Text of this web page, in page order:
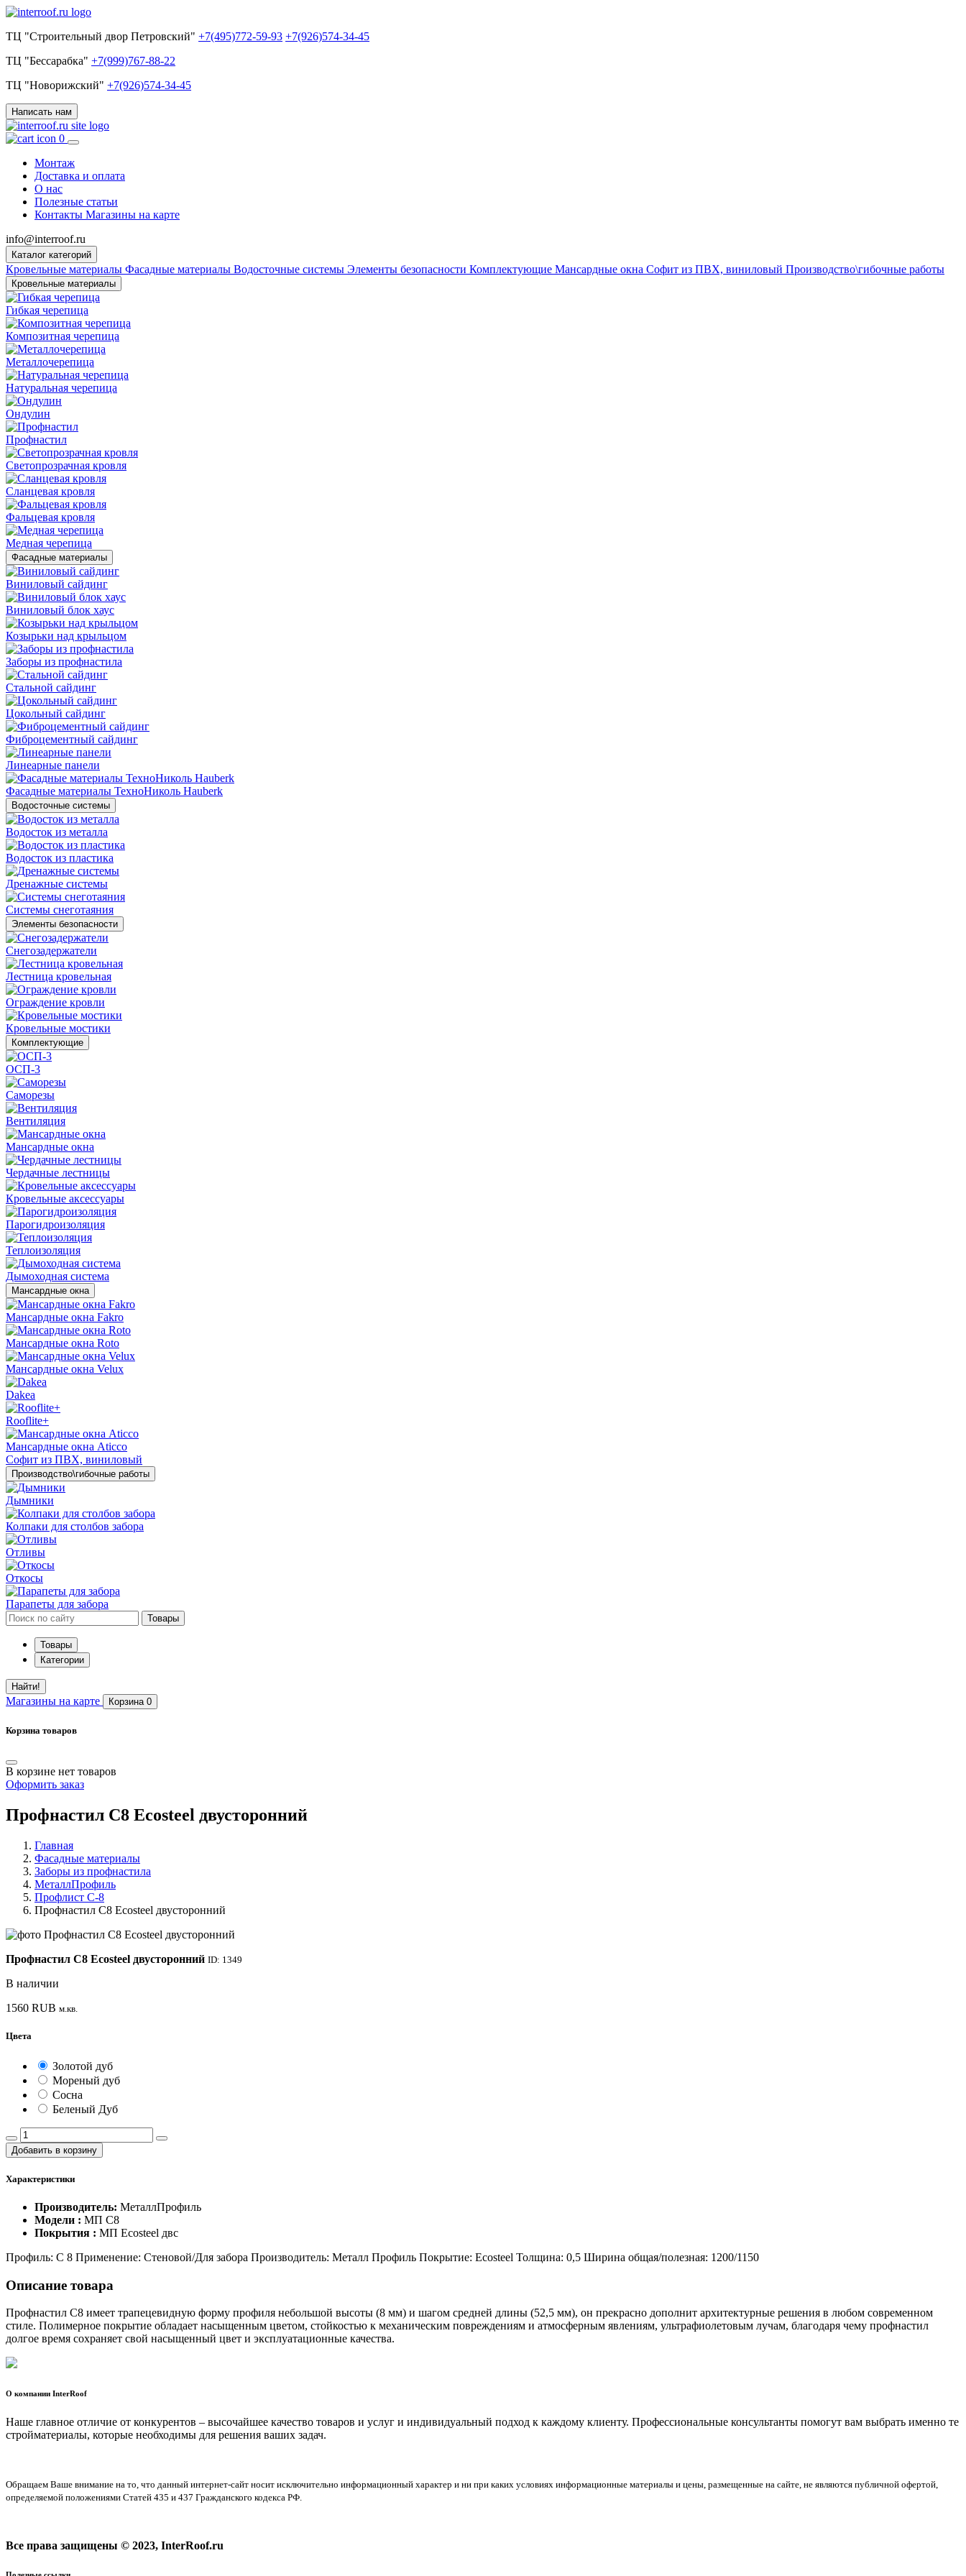
ТЦ "Строительный двор Петровский" +7(495)772-59-93 +7(926)574-34-45
ТЦ "Бессарабка" +7(999)767-88-22
ТЦ "Новорижский" +7(926)574-34-45
Написать нам
0
Монтаж
Доставка и оплата
О нас
Полезные статьи
Контакты Магазины на карте
info@interroof.ru
Каталог категорий
Кровельные материалы Фасадные материалы Водосточные системы Элементы безопасности Комплектующие Мансардные окна Софит из ПВХ, виниловый Производство\гибочные работы
Кровельные материалы
Гибкая черепица
Композитная черепица
Металлочерепица
Натуральная черепица
Ондулин
Профнастил
Светопрозрачная кровля
Сланцевая кровля
Фальцевая кровля
Медная черепица
Фасадные материалы
Виниловый сайдинг
Виниловый блок хаус
Козырьки над крыльцом
Заборы из профнастила
Стальной сайдинг
Цокольный сайдинг
Фиброцементный сайдинг
Линеарные панели
Фасадные материалы ТехноНиколь Hauberk
Водосточные системы
Водосток из металла
Водосток из пластика
Дренажные системы
Системы снеготаяния
Элементы безопасности
Снегозадержатели
Лестница кровельная
Ограждение кровли
Кровельные мостики
Комплектующие
ОСП-3
Саморезы
Вентиляция
Мансардные окна
Чердачные лестницы
Кровельные аксессуары
Парогидроизоляция
Теплоизоляция
Дымоходная система
Мансардные окна
Мансардные окна Fakro
Мансардные окна Roto
Мансардные окна Velux
Dakea
Rooflite+
Мансардные окна Aticco
Софит из ПВХ, виниловый
Производство\гибочные работы
Дымники
Колпаки для столбов забора
Отливы
Откосы
Парапеты для забора
Товары
Товары
Категории
Найти!
Магазины на карте Корзина 0
Корзина товаров
В корзине нет товаров
Оформить заказ
Профнастил С8 Ecosteel двусторонний
Главная
Фасадные материалы
Заборы из профнастила
МеталлПрофиль
Профлист С-8
Профнастил С8 Ecosteel двусторонний
Профнастил С8 Ecosteel двусторонний ID: 1349
В наличии
1560 RUB м.кв.
Цвета
Золотой дуб
Мореный дуб
Сосна
Беленый Дуб
Добавить в корзину
Характеристики
Производитель: МеталлПрофиль
Модели : МП С8
Покрытия : МП Ecosteel двс
Профиль: С 8 Применение: Стеновой/Для забора Производитель: Металл Профиль Покрытие: Ecosteel Толщина: 0,5 Ширина общая/полезная: 1200/1150
Описание товара
Профнастил C8 имеет трапецевидную форму профиля небольшой высоты (8 мм) и шагом средней длины (52,5 мм), он прекрасно дополнит архитектурные решения в любом современном
стиле. Полимерное покрытие обладает насыщенным цветом, стойкостью к механическим повреждениям и атмосферным явлениям, ультрафиолетовым лучам, благодаря чему профнастил
долгое время сохраняет свой насыщенный цвет и эксплуатационные качества.
О компании InterRoof
Наше главное отличие от конкурентов – высочайшее качество товаров и услуг и индивидуальный подход к каждому клиенту. Профессиональные консультанты помогут вам выбрать именно те
стройматериалы, которые необходимы для решения ваших задач.
Обращаем Ваше внимание на то, что данный интернет-сайт носит исключительно информационный характер и ни при каких условиях информационные материалы и цены, размещенные на сайте, не являются публичной офертой,
определяемой положениями Статей 435 и 437 Гражданского кодекса РФ.
Все права защищены © 2023, InterRoof.ru